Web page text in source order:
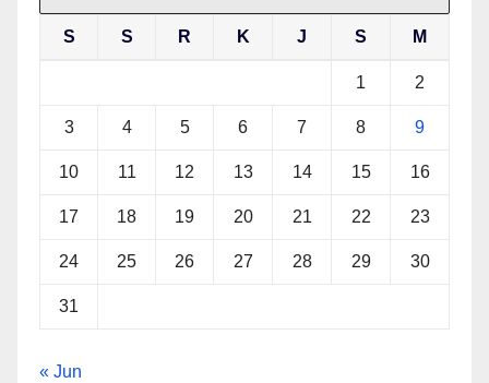
S S R K J S M
1 2
3 4 5 6 7 8 9
10 11 12 13 14 15 16
17 18 19 20 21 22 23
24 25 26 27 28 29 30
31
« Jun